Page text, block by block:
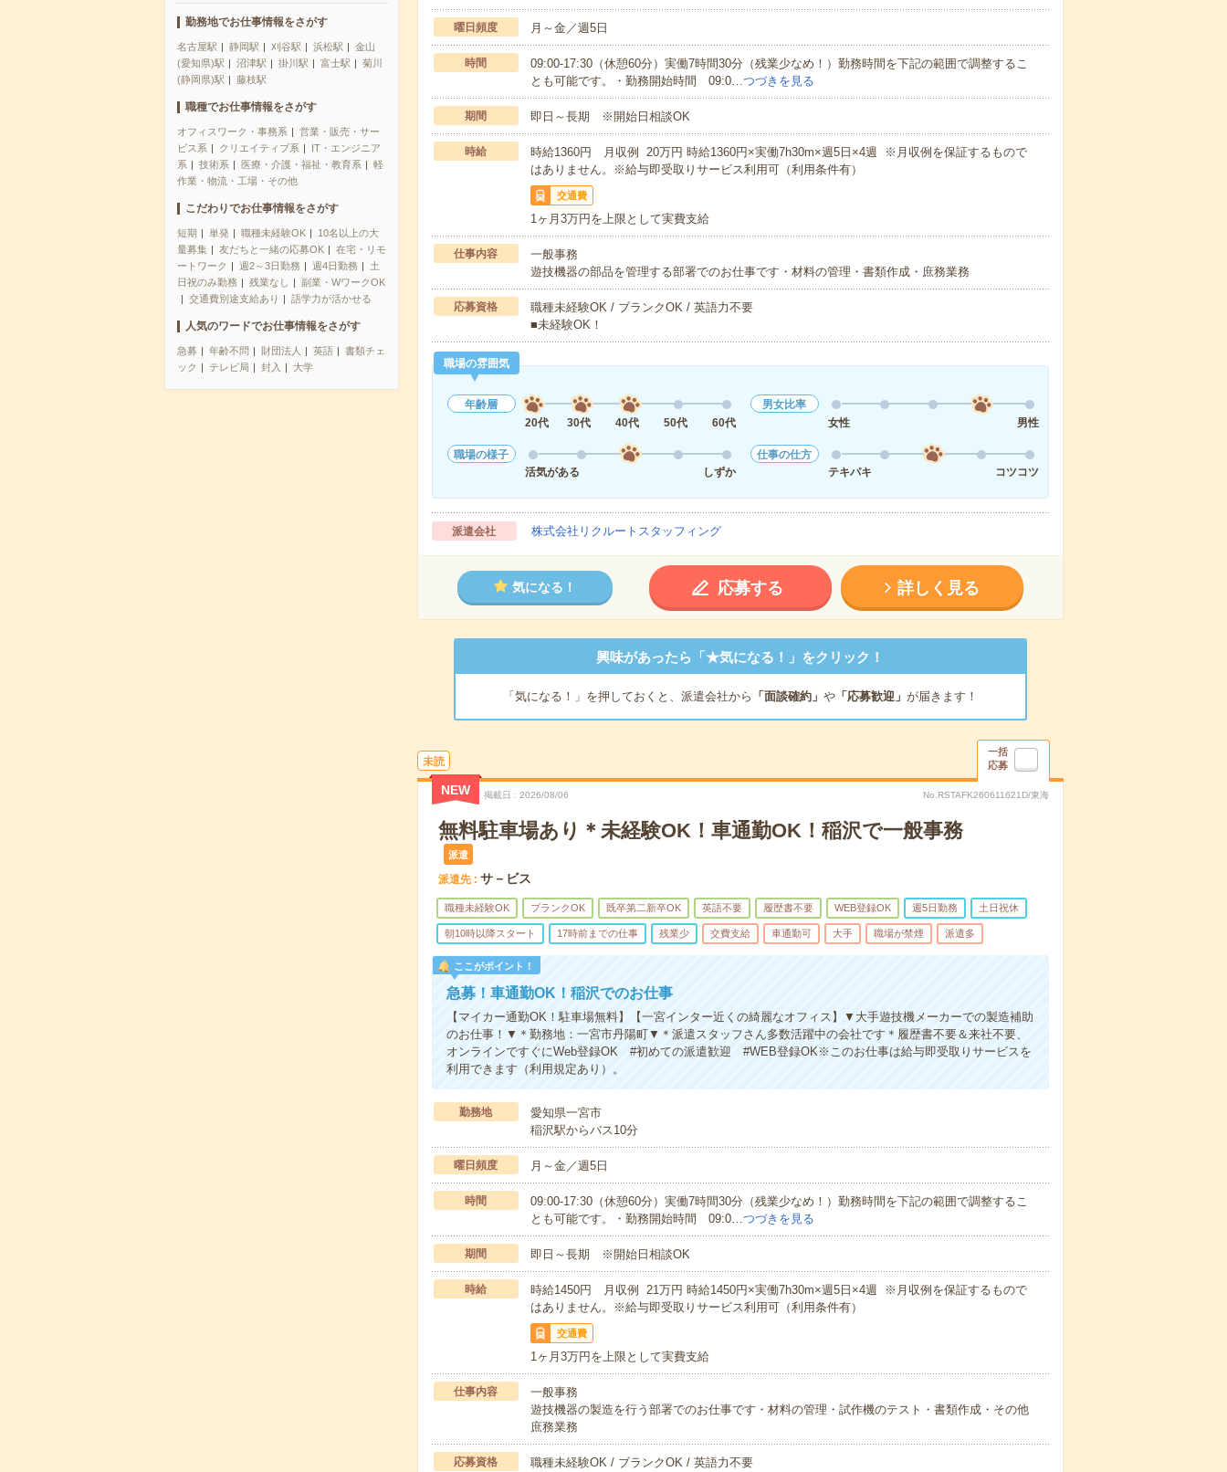
勤務地でお仕事情報をさがす
名古屋駅 静岡駅 刈谷駅 浜松駅
金山
(愛知県)駅
沼津駅 掛川駅 富士駅
菊川
(静岡県)駅
藤枝駅
職種でお仕事情報をさがす
オフィスワーク・事務系
営業・販売・サー
ビス系
クリエイティブ系
IT・エンジニア
系
技術系 医療・介護・福祉・教育系
軽
作業・物流・工場・その他
こだわりでお仕事情報をさがす
短期 単発 職種未経験OK
10名以上の大
量募集
友だちと一緒の応募OK
在宅・リモ
ートワーク
週2～3日勤務 週4日勤務
土
日祝のみ勤務
残業なし
副業・WワークOK
交通費別途支給あり
語学力が活かせる
人気のワードでお仕事情報をさがす
急募 年齢不問 財団法人 英語
書類チェ
ック
テレビ局 封入 大学
曜日頻度 月～金／週5日
時間
09:00-17:30（休憩60分）実働7時間30分（残業少なめ！）勤務時間を下記の範囲で調整するこ
とも可能です。・勤務開始時間 09:0…つづきを見る
期間 即日～長期 ※開始日相談OK
時給
時給1360円 月収例 20万円 時給1360円×実働7h30m×週5日×4週 ※月収例を保証するもので
はありません。※給与即受取りサービス利用可（利用条件有）
交通費
1ヶ月3万円を上限として実費支給
仕事内容
一般事務
遊技機器の部品を管理する部署でのお仕事です・材料の管理・書類作成・庶務業務
応募資格
職種未経験OK / ブランクOK / 英語力不要
■未経験OK！
職場の雰囲気
年齢層
20代
30代 40代 50代 60代
男女比率
女性
男性
職場の様子
活気がある
しずか
仕事の仕方
テキパキ
コツコツ
派遣会社 株式会社リクルートスタッフィング
気になる！ 応募する 詳しく見る
興味があったら「★気になる！」をクリック！
「気になる！」を押しておくと、派遣会社から 「面談確約」 や「応募歓迎」 が届きます！
未読
一括
応募
NEW 掲載日 2026/08/06 No.RSTAFK260611621D/東海
無料駐車場あり＊未経験OK！車通勤OK！稲沢で一般事務
派遣
派遣先 サ－ビス
職種未経験OK ブランクOK 既卒第二新卒OK 英語不要 履歴書不要 WEB登録OK 週5日勤務 土日祝休
朝10時以降スタート 17時前までの仕事 残業少 交費支給 車通勤可 大手 職場が禁煙 派遣多
ここがポイント！
急募！車通勤OK！稲沢でのお仕事
【マイカー通勤OK！駐車場無料】【一宮インター近くの綺麗なオフィス】▼大手遊技機メーカーでの製造補助
のお仕事！▼＊勤務地：一宮市丹陽町▼＊派遣スタッフさん多数活躍中の会社です＊履歴書不要＆来社不要、
オンラインですぐにWeb登録OK #初めての派遣歓迎 #WEB登録OK※このお仕事は給与即受取りサービスを
利用できます（利用規定あり）。
勤務地
愛知県一宮市
稲沢駅からバス10分
曜日頻度 月～金／週5日
時間
09:00-17:30（休憩60分）実働7時間30分（残業少なめ！）勤務時間を下記の範囲で調整するこ
とも可能です。・勤務開始時間 09:0…つづきを見る
期間 即日～長期 ※開始日相談OK
時給
時給1450円 月収例 21万円 時給1450円×実働7h30m×週5日×4週 ※月収例を保証するもので
はありません。※給与即受取りサービス利用可（利用条件有）
交通費
1ヶ月3万円を上限として実費支給
仕事内容
一般事務
遊技機器の製造を行う部署でのお仕事です・材料の管理・試作機のテスト・書類作成・その他
庶務業務
応募資格
職種未経験OK / ブランクOK / 英語力不要